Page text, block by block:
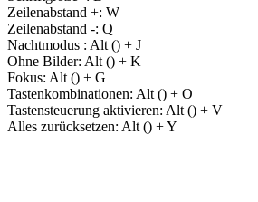
Zeilenabstand +: W
Zeilenabstand -: Q
Nachtmodus : Alt () + J
Ohne Bilder: Alt () + K
Fokus: Alt () + G
Tastenkombinationen: Alt () + O
Tastensteuerung aktivieren: Alt () + V
Alles zurücksetzen: Alt () + Y